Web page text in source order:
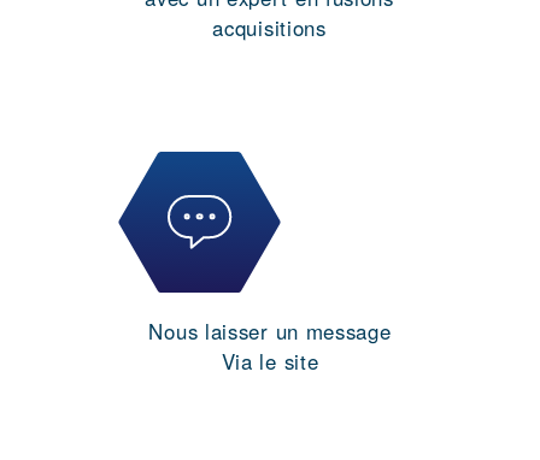
acquisitions
Nous laisser un message
Via le site